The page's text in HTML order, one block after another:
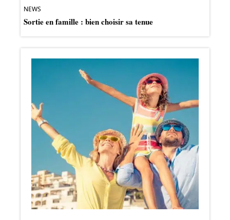
NEWS
Sortie en famille : bien choisir sa tenue